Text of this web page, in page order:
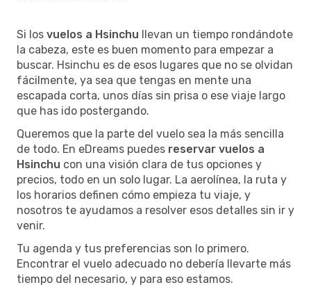
Si los vuelos a Hsinchu llevan un tiempo rondándote
la cabeza, este es buen momento para empezar a
buscar. Hsinchu es de esos lugares que no se olvidan
fácilmente, ya sea que tengas en mente una
escapada corta, unos días sin prisa o ese viaje largo
que has ido postergando.
Queremos que la parte del vuelo sea la más sencilla
de todo. En eDreams puedes reservar vuelos a
Hsinchu con una visión clara de tus opciones y
precios, todo en un solo lugar. La aerolínea, la ruta y
los horarios definen cómo empieza tu viaje, y
nosotros te ayudamos a resolver esos detalles sin ir y
venir.
Tu agenda y tus preferencias son lo primero.
Encontrar el vuelo adecuado no debería llevarte más
tiempo del necesario, y para eso estamos.